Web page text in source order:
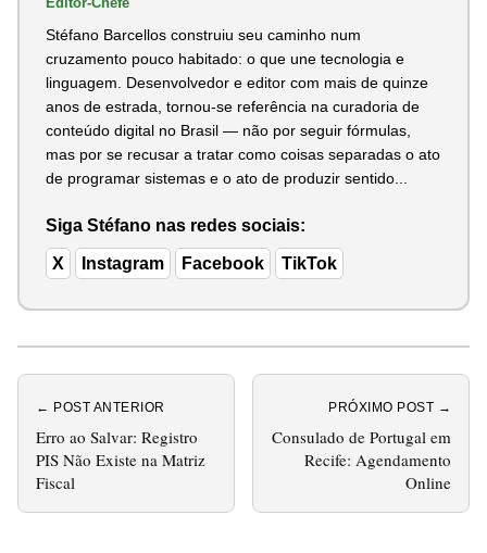
Stéfano Barcellos construiu seu caminho num
cruzamento pouco habitado: o que une tecnologia e
linguagem. Desenvolvedor e editor com mais de quinze
anos de estrada, tornou-se referência na curadoria de
conteúdo digital no Brasil — não por seguir fórmulas,
mas por se recusar a tratar como coisas separadas o ato
de programar sistemas e o ato de produzir sentido...
Siga Stéfano nas redes sociais:
X Instagram Facebook TikTok
← POST ANTERIOR
Erro ao Salvar: Registro
PIS Não Existe na Matriz
Fiscal
PRÓXIMO POST →
Consulado de Portugal em
Recife: Agendamento
Online